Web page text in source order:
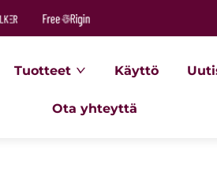
Tuotteet Käyttö
Ota yhteyttä